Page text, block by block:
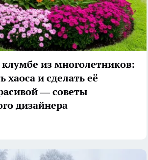
из многолетников:
хаоса и сделать её
— советы
дизайнера